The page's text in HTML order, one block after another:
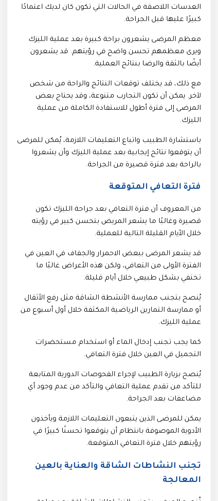
العدسات اللاصقة في الحالات التي تكون كان لديك اعتمادًا
كبيرًا عليها قبل الجراحة.
معظم المرضى يشعرون براحة كبيرة بعد عملية الليزك
ويرى معظمهم تحسن واضح في رؤيتهم. قد يشعرون
أيضًا بالثقة والرضا بنتائج العملية.
مع ذلك، قد يختلف توقعات النتائج والراحة من شخص
لآخر. يمكن أن تكون التجارب متنوعة، وقد يحتاج بعض
المرضى إلى فترة أطول للاستفادة الكاملة من عملية
الليزك.
باستشارة الطبيب واتباع التعليمات اللازمة، يُمكن للمرضى
أن يتوقعوا نتائج إيجابية بعد عملية الليزك وأن يشعروا
بالراحة بعد فترة قصيرة من الجراحة.
فترة التعافي المتوقعة
من المعروف أن فترة التعافي بعد جراحة الليزك تكون
قصيرة وغالبًا ما يشعر المريض بتحسن كبير في رؤيته
خلال الأيام القليلة التالية للعملية.
قد يشعر المرضى ببعض الاحمرار والجفاف في العين في
الفترة الأولى من التعافي، ولكن هذه الأعراض غالبًا ما
تختفي بشكل طبيعي خلال أيام قليلة.
يُنصح بتجنب ممارسة الأنشطة الشاقة مثل رفع الأثقال
أو ممارسة التمارين الرياضية المكثفة خلال أول أسبوع من
عملية الليزك.
كما يجب تجنب إدخال الماء أو استخدام مستحضرات
التجميل في العين خلال فترة التعافي.
يُنصح بزيارة الطبيب لإجراء الفحوصات الدورية المتابعة
للتأكد من تقدم عملية التعافي والتأكد من عدم وجود أي
مضاعفات بعد الجراحة.
يمكن للمرضى الذين يتبعون التعليمات اللازمة ويأخذون
الأدوية الموصوفة بانتظام أن يتوقعوا تحسنًا كبيرًا في
رؤيتهم خلال فترة التعافي المتوقعة.
تجنب النشاطات الشاقة والعناية بالعين
المعالجة